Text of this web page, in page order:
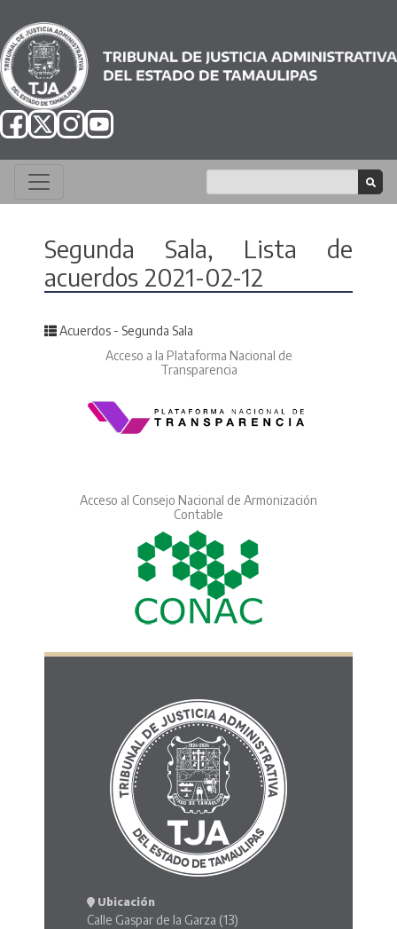
Segunda Sala, Lista de
acuerdos 2021-02-12
Posted in
Acuerdos - Segunda Sala
Acceso a la Plataforma Nacional de
Transparencia
Acceso al Consejo Nacional de Armonización
Contable
Ubicación
Calle Gaspar de la Garza (13)